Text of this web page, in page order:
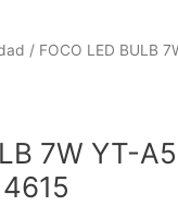
/ FOCO LED BULB
7W YT-